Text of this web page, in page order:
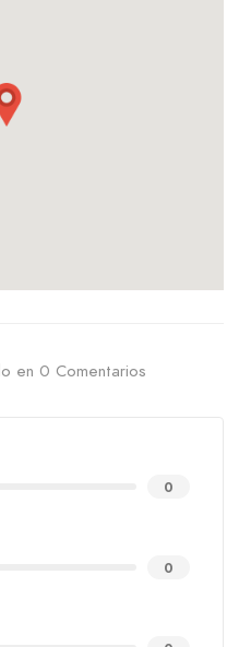
no dudes en
en 0 Comentarios
0
0